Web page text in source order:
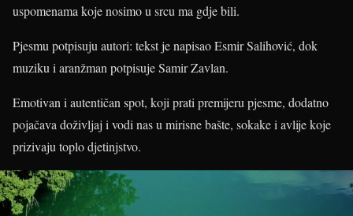
uspomenama koje nosimo u srcu ma gdje bili.
Pjesmu potpisuju autori: tekst je napisao Esmir Salihović, dok
muziku i aranžman potpisuje Samir Zavlan.
Emotivan i autentičan spot, koji prati premijeru pjesme, dodatno
pojačava doživljaj i vodi nas u mirisne bašte, sokake i avlije koje
prizivaju toplo djetinjstvo.